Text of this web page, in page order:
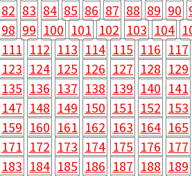
82 83 84 85 86 87 88 89 90
98 99 100 101 102 103 104
111 112 113 114 115 116 117
123 124 125 126 127 128 129
135 136 137 138 139 140 141
147 148 149 150 151 152 153
159 160 161 162 163 164 165
171 172 173 174 175 176 177
183 184 185 186 187 188 189